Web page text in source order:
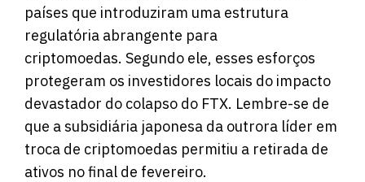
países que introduziram uma estrutura
regulatória abrangente para
criptomoedas. Segundo ele, esses esforços
protegeram os investidores locais do impacto
devastador do colapso do FTX. Lembre-se de
que a subsidiária japonesa da outrora líder em
troca de criptomoedas permitiu a retirada de
ativos no final de fevereiro.